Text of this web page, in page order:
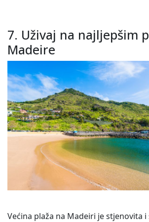
7. Uživaj na najljepšim
Madeire
Većina plaža na Madeiri je stjenovita i